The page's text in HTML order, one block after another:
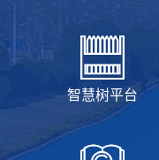
智慧树平台